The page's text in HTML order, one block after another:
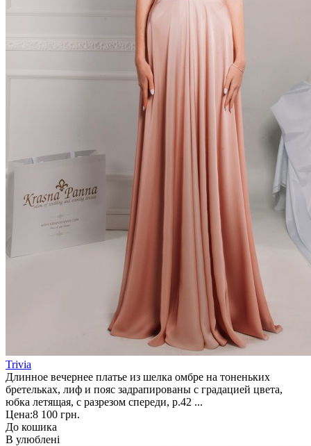
Trivia
Длинное вечернее платье из шелка омбре на тоненьких
бретельках, лиф и пояс задрапированы с градацией цвета,
юбка летящая, с разрезом спереди, р.42 ...
Цена:8 100 грн.
До кошика
В улюблені